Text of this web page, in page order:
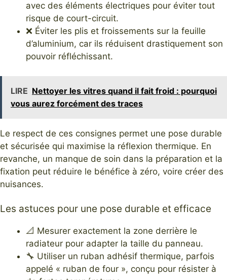
avec des éléments électriques pour éviter tout
risque de court-circuit.
❌ Éviter les plis et froissements sur la feuille
d’aluminium, car ils réduisent drastiquement son
pouvoir réfléchissant.
LIRE Nettoyer les vitres quand il fait froid : pourquoi
vous aurez forcément des traces
Le respect de ces consignes permet une pose durable
et sécurisée qui maximise la réflexion thermique. En
revanche, un manque de soin dans la préparation et la
fixation peut réduire le bénéfice à zéro, voire créer des
nuisances.
Les astuces pour une pose durable et efficace
📐 Mesurer exactement la zone derrière le
radiateur pour adapter la taille du panneau.
🔧 Utiliser un ruban adhésif thermique, parfois
appelé « ruban de four », conçu pour résister à